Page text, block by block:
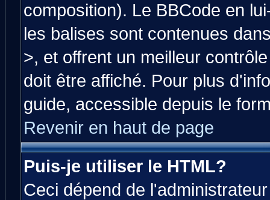
composition). Le BBCode en
les balises sont contenues
>, et offrent un meilleur
doit être affiché. Pour plus
guide, accessible depuis le
Revenir en haut de page
Puis-je utiliser le HTML?
Ceci dépend de